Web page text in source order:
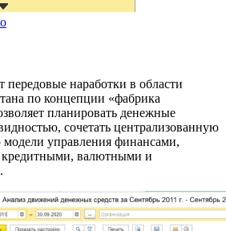
передовые наработки в области
по концепции «фабрика
планировать денежные
сочетать централизованную
управления финансами,
кредитными, валютными и